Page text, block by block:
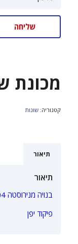
מכונת
קטגוריה: שונות
תיאור
תיאור
בנויה מנירוסטה 304.
פיקוד יפן